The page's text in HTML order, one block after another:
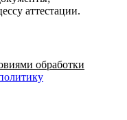
аттестации.
обработки